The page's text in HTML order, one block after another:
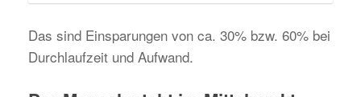
Das sind Einsparungen von ca. 30% bzw. 60% bei
Durchlaufzeit und Aufwand.